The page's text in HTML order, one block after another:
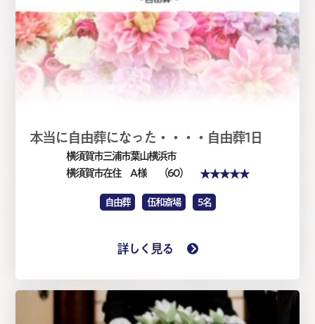
本当に自由葬になった・・・・自由葬1日
横須賀市三浦市葉山横浜市
横須賀市在住 A 様
（60） ★★★★★
自由葬 伍和斎場 5名
詳しく見る